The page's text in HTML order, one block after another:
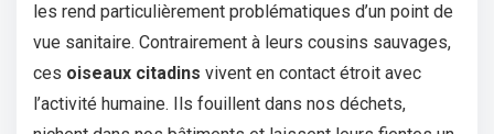
les rend particulièrement problématiques d’un point de
vue sanitaire. Contrairement à leurs cousins sauvages,
ces oiseaux citadins vivent en contact étroit avec
l’activité humaine. Ils fouillent dans nos déchets,